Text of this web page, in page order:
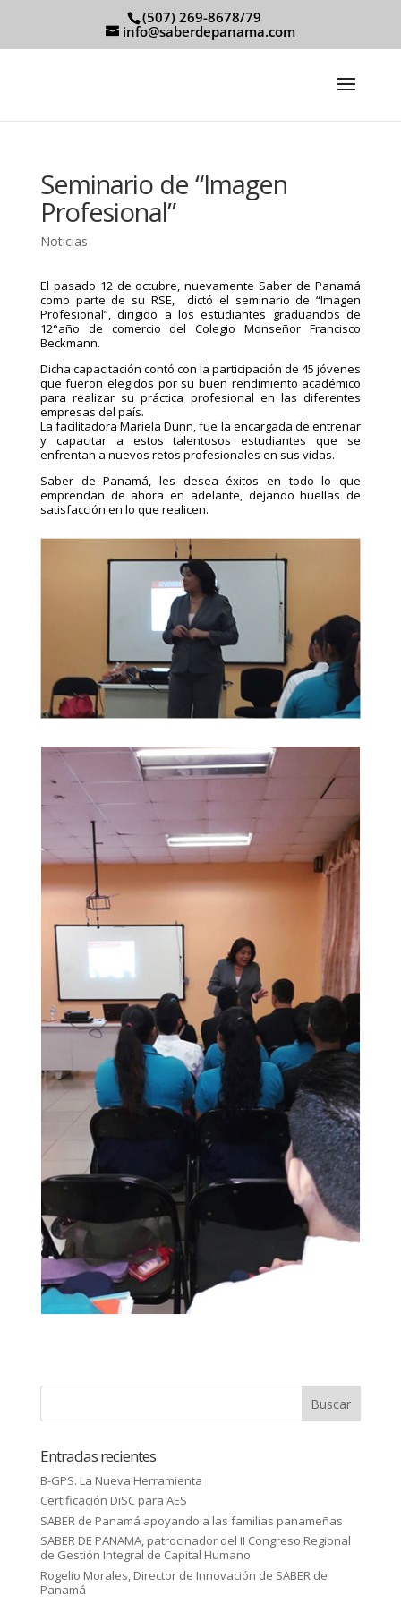
(507) 269-8678/79
info@saberdepanama.com
Seminario de “Imagen
Profesional”
Noticias
El pasado 12 de octubre, nuevamente Saber de Panamá
como parte de su RSE, dictó el seminario de “Imagen
Profesional”, dirigido a los estudiantes graduandos de
12°año de comercio del Colegio Monseñor Francisco
Beckmann.
Dicha capacitación contó con la participación de 45 jóvenes
que fueron elegidos por su buen rendimiento académico
para realizar su práctica profesional en las diferentes
empresas del país.
La facilitadora Mariela Dunn, fue la encargada de entrenar
y capacitar a estos talentosos estudiantes que se
enfrentan a nuevos retos profesionales en sus vidas.
Saber de Panamá, les desea éxitos en todo lo que
emprendan de ahora en adelante, dejando huellas de
satisfacción en lo que realicen.
Entradas recientes
B-GPS. La Nueva Herramienta
Certificación DiSC para AES
SABER de Panamá apoyando a las familias panameñas
SABER DE PANAMA, patrocinador del II Congreso Regional
de Gestión Integral de Capital Humano
Rogelio Morales, Director de Innovación de SABER de
Panamá